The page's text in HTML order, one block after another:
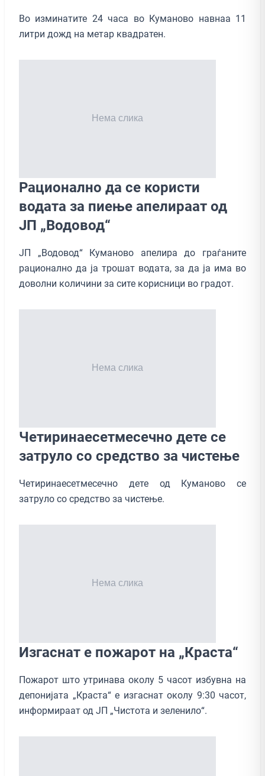
Во изминатите 24 часа во Куманово навнаа 11
литри дожд на метар квадратен.
Рационално да се користи
водата за пиење апелираат од
ЈП „Водовод“
ЈП „Водовод“ Куманово апелира до граѓаните
рационално да ја трошат водата, за да ја има во
доволни количини за сите корисници во градот.
Четиринаесетмесечно дете се
затруло со средство за чистење
Четиринаесетмесечно дете од Куманово се
затруло со средство за чистење.
Изгаснат е пожарот на „Краста“
Пожарот што утринава околу 5 часот избувна на
депонијата „Краста“ е изгаснат околу 9:30 часот,
информираат од ЈП „Чистота и зеленило“.